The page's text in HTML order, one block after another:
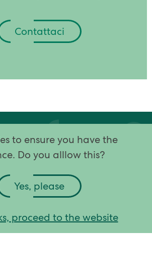
Contattaci
soluzioni
come funziona
to ensure you have the
Do you alllow this?
Yes, please
proceed to the website